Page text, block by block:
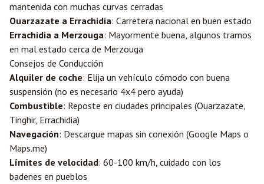
mantenida con muchas curvas cerradas
Ouarzazate a Errachidia: Carretera nacional en buen estado
Errachidia a Merzouga: Mayormente buena, algunos tramos
en mal estado cerca de Merzouga
Consejos de Conducción
Alquiler de coche: Elija un vehículo cómodo con buena
suspensión (no es necesario 4x4 pero ayuda)
Combustible: Reposte en ciudades principales (Ouarzazate,
Tinghir, Errachidia)
Navegación: Descargue mapas sin conexión (Google Maps o
Maps.me)
Límites de velocidad: 60-100 km/h, cuidado con los
badenes en pueblos